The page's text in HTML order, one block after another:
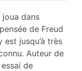
joua dans
de Freud
jusqu’à très
Auteur de
de